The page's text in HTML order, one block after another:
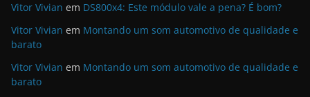
Vitor Vivian em DS800x4: Este módulo vale a pena? É bom?
Vitor Vivian em Montando um som automotivo de qualidade e
barato
Vitor Vivian em Montando um som automotivo de qualidade e
barato